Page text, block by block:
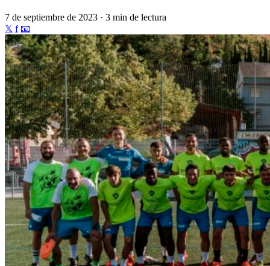
7 de septiembre de 2023 · 3 min de lectura
𝕏 f 📧